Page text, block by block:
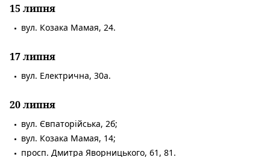
15 липня
вул. Козака Мамая, 24.
17 липня
вул. Електрична, 30а.
20 липня
вул. Євпаторійська, 2б;
вул. Козака Мамая, 14;
просп. Дмитра Яворницького, 61, 81.